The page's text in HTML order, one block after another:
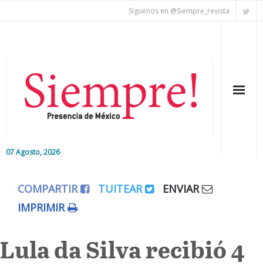
Síguenos en @Siempre_revista
07 Agosto, 2026
Editorial
Colaboradores
COMPARTIR TUITEAR
ENVIAR
IMPRIMIR
Lula da Silva recibió 4